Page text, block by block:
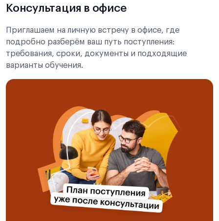
Консультация в офисе
Приглашаем на личную встречу в офисе, где
подробно разберём ваш путь поступления:
требования, сроки, документы и подходящие
варианты обучения.